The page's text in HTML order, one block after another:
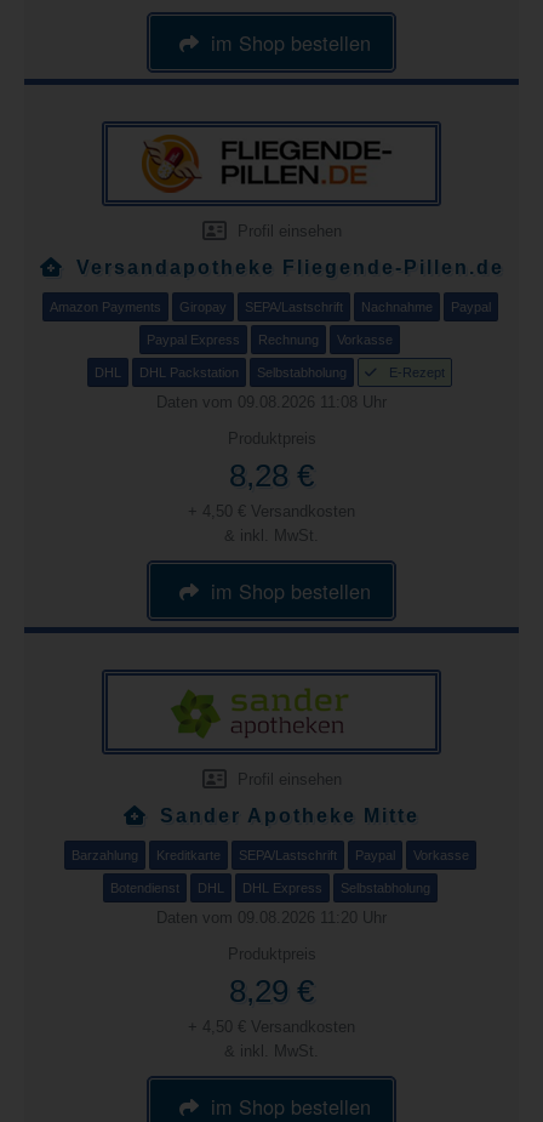
im Shop bestellen
Profil einsehen
Versandapotheke Fliegende-Pillen.de
Amazon Payments Giropay SEPA/Lastschrift Nachnahme Paypal
Paypal Express Rechnung Vorkasse
DHL DHL Packstation Selbstabholung E-Rezept
Daten vom 09.08.2026 11:08 Uhr
Produktpreis
8,28 €
+ 4,50 € Versandkosten
& inkl. MwSt.
im Shop bestellen
Profil einsehen
Sander Apotheke Mitte
Barzahlung Kreditkarte SEPA/Lastschrift Paypal Vorkasse
Botendienst DHL DHL Express Selbstabholung
Daten vom 09.08.2026 11:20 Uhr
Produktpreis
8,29 €
+ 4,50 € Versandkosten
& inkl. MwSt.
im Shop bestellen